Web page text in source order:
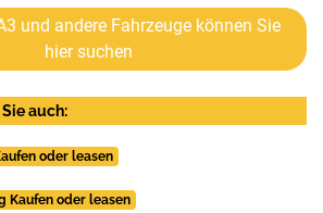
und andere Fahrzeuge können Sie
hier suchen
auch:
oder leasen
Kaufen oder leasen